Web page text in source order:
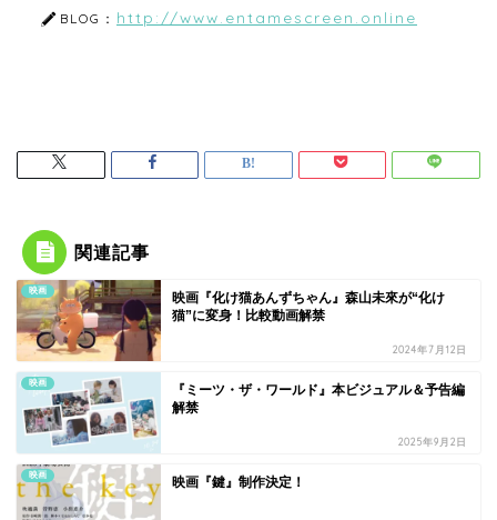
BLOG： http://www.entamescreen.online
関連記事
映画
映画『化け猫あんずちゃん』森山未來が“化け
猫”に変身！比較動画解禁
2024年7月12日
映画
『ミーツ・ザ・ワールド』本ビジュアル＆予告編
解禁
2025年9月2日
映画 映画『鍵』制作決定！